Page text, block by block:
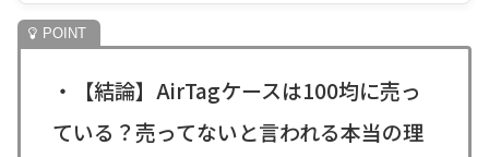
・【結論】AirTagケースは100均に売っ
ている？売ってないと言われる本当の理